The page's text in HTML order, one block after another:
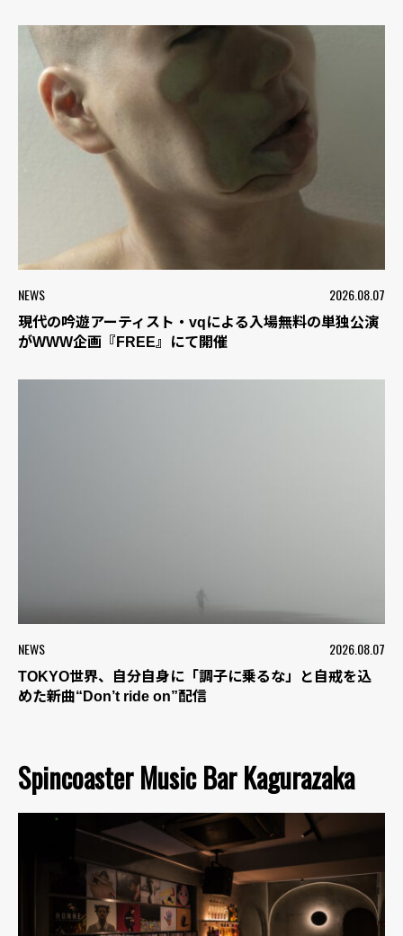
NEWS 2026.08.07
現代の吟遊アーティスト・vqによる入場無料の単独公演
がWWW企画『FREE』にて開催
NEWS 2026.08.07
TOKYO世界、自分自身に「調子に乗るな」と自戒を込
めた新曲“Don’t ride on”配信
Spincoaster Music Bar Kagurazaka